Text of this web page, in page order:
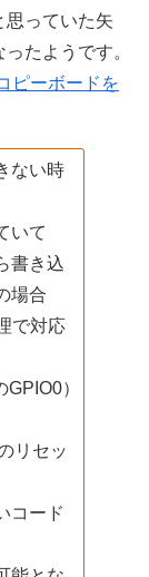
思っていた矢
たようです。
ピーボードを
ない時
いて
書き込
場合
で対応
）
リセッ
コード